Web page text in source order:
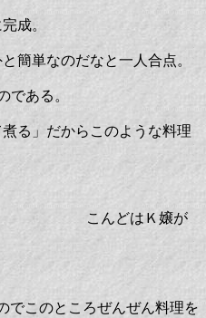
成。
簡単なのだなと一人合点。
である。
る」だからこのような料理
こんどはＫ嬢が
でこのところぜんぜん料理を